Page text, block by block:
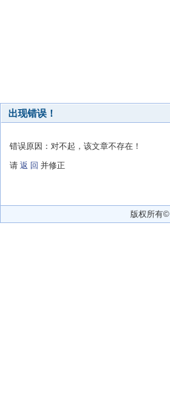
出现错误！
错误原因：对不起，该文章不存在！
请 返 回 并修正
版权所有©